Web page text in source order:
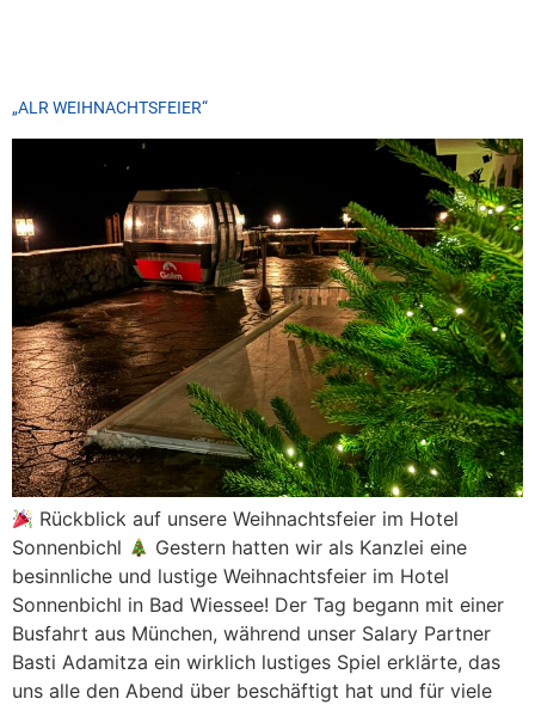
„ALR WEIHNACHTSFEIER“
Rückblick auf unsere Weihnachtsfeier im Hotel
Sonnenbichl
Gestern hatten wir als Kanzlei eine
besinnliche und lustige Weihnachtsfeier im Hotel
Sonnenbichl in Bad Wiessee! Der Tag begann mit einer
Busfahrt aus München, während unser Salary Partner
Basti Adamitza ein wirklich lustiges Spiel erklärte, das
uns alle den Abend über beschäftigt hat und für viele